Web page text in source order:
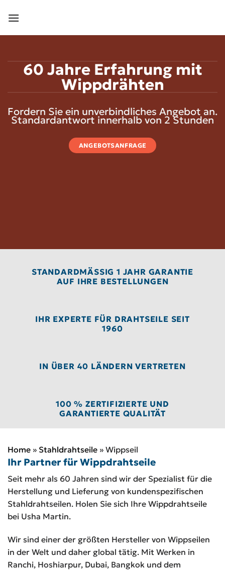
Inhalt
60 Jahre Erfahrung mit
Wippdrähten
Fordern Sie ein unverbindliches Angebot an.
Standardantwort innerhalb von 2 Stunden
ANGEBOTSANFRAGE
STANDARDMÄSSIG 1 JAHR GARANTIE A
UF IHRE BESTELLUNGEN
IHR EXPERTE FÜR DRAHTSEILE SEIT
1960
IN ÜBER 40 LÄNDERN VERTRETEN
100 % ZERTIFIZIERTE UND
GARANTIERTE QUALITÄT
Home » Stahldrahtseile » Wippseil
Ihr Partner für Wippdrahtseile
Seit mehr als 60 Jahren sind wir der Spezialist für die
Herstellung und Lieferung von kundenspezifischen
Stahldrahtseilen. Holen Sie sich Ihre Wippdrahtseile
bei Usha Martin.
Wir sind einer der größten Hersteller von Wippseilen
in der Welt und daher global tätig. Mit Werken in
Ranchi, Hoshiarpur, Dubai, Bangkok und dem